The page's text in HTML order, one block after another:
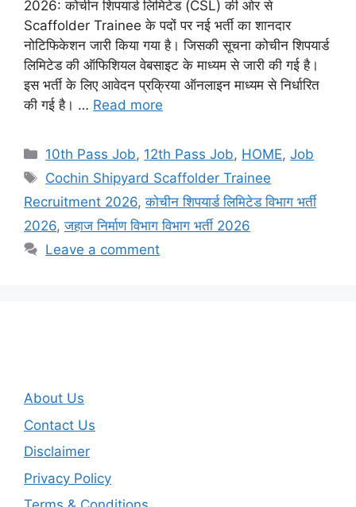
2026: कोचीन शिपयार्ड लिमिटेड (CSL) की ओर से
Scaffolder Trainee के पदों पर नई भर्ती का शानदार
नोटिफिकेशन जारी किया गया है। जिसकी सूचना कोचीन शिपयार्ड
लिमिटेड की ऑफिशियल वेबसाइट के माध्यम से जारी की गई है।
इस भर्ती के लिए आवेदन प्रक्रिया ऑनलाइन माध्यम से निर्धारित
की गई है। … Read more
Categories
10th Pass Job, 12th Pass Job, HOME,Job
Tags
Cochin Shipyard Scaffolder Trainee
Recruitment 2026,कोचीन शिपयार्ड लिमिटेड विभाग भर्ती
2026,जहाज निर्माण विभाग विभाग भर्ती 2026
Leave a comment
About Us
Contact Us
Disclaimer
Privacy Policy